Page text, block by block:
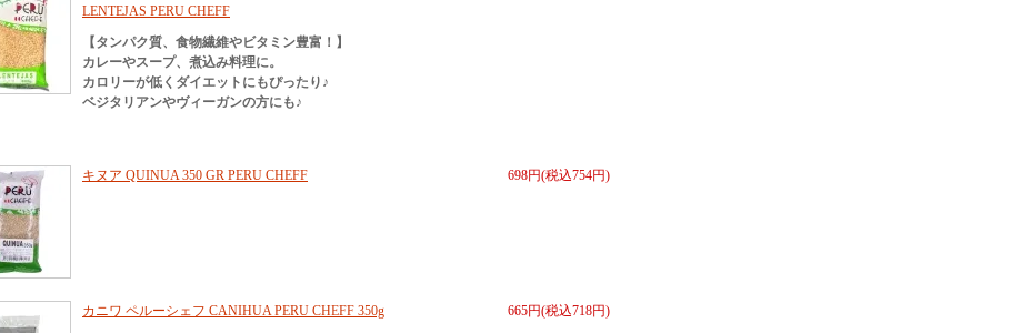
LENTEJAS PERU CHEFF
【タンパク質、食物繊維やビタミン豊富！】
カレーやスープ、煮込み料理に。
カロリーが低くダイエットにもぴったり♪
ベジタリアンやヴィーガンの方にも♪
698円(税込754円)
キヌア QUINUA 350 GR PERU CHEFF
665円(税込718円)
カニワ ペルーシェフ CANIHUA PERU CHEFF 350g